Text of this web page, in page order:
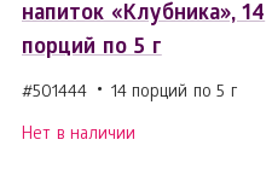
напиток «Клубника», 14
порций по 5 г
#501444 14 порций по 5 г
Нет в наличии